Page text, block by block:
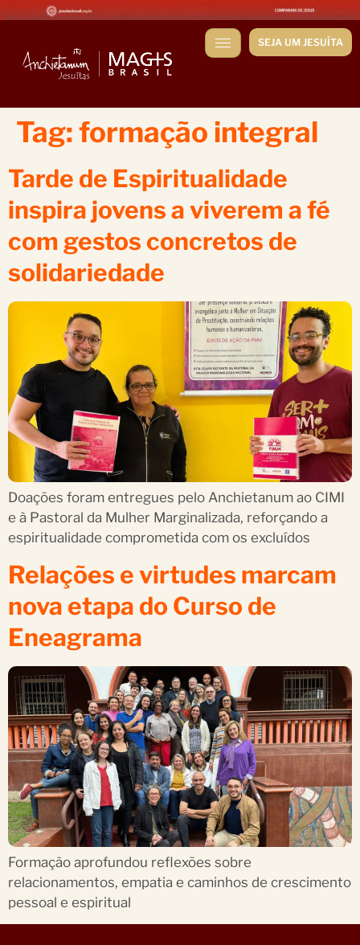
SEJA UM JESUÍTA
Tag:formação integral
Tarde de Espiritualidade
inspira jovens a viverem a fé
com gestos concretos de
solidariedade
Doações foram entregues pelo Anchietanum ao CIMI
e à Pastoral da Mulher Marginalizada, reforçando a
espiritualidade comprometida com os excluídos
Relações e virtudes marcam
nova etapa do Curso de
Eneagrama
Formação aprofundou reflexões sobre
relacionamentos, empatia e caminhos de crescimento
pessoal e espiritual